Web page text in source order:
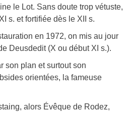
le Lot. Sans doute trop vétuste,
s. et fortifiée dès le XII s.
en 1972, on mis au jour
Deusdedit (X ou début XI s.).
son plan et surtout son
orientées, la fameuse
alors Évêque de Rodez,